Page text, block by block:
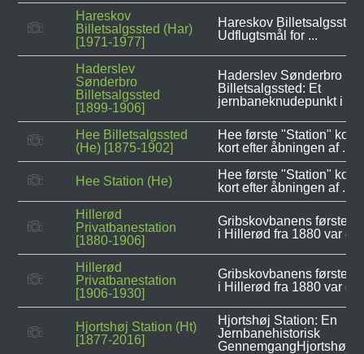
Hareskov
Billetsalgssted (Har)
[1971-1977]
Hareskov Billetsalgssted
Udflugtsmål for ...
Haderslev
Sønderbro
Billetsalgssted
[1899-1906]
Haderslev Sønderbro
Billetsalgssted: Et
jernbaneknudepunkt i
Hee Billetsalgssted
(He) [1875-1902]
Hee første "Station" kom
kort efter åbningen af ...
Hee Station (He)
Hee første "Station" kom
kort efter åbningen af ...
Hillerød
Privatbanestation
[1880-1906]
Gribskovbanens første
i Hillerød fra 1880 var et
Hillerød
Privatbanestation
[1906-1930]
Gribskovbanens første
i Hillerød fra 1880 var et
Hjortshøj Station (Ht)
[1877-2016]
Hjortshøj Station: En
Jernbanehistorisk
GennemgangHjortshøj ...